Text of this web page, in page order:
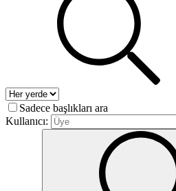
Sadece başlıkları ara
Kullanıcı: